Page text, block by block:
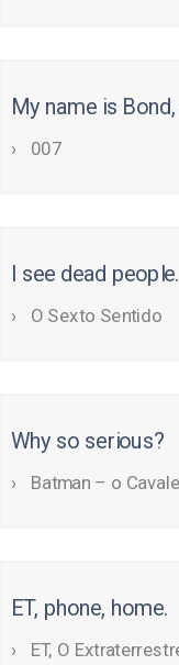
My name is
007
I see dead people.
O Sexto Sentido
Why so serious?
Batman – o
ET, phone, home.
ET, O